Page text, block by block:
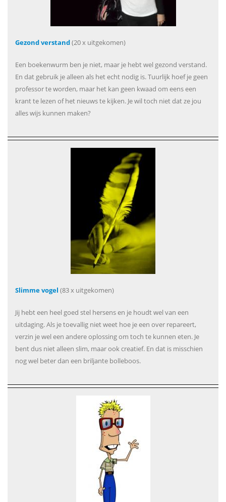
Gezond verstand(20 x uitgekomen)
Een boekenwurm ben je niet, maar je hebt wel gezond verstand.
En dat gebruik je alleen als het echt nodig is. Tuurlijk hoef je geen
professor te worden, maar het kan geen kwaad om eens een
krant te lezen of het nieuws te kijken. Je wil toch niet dat ze jou
alles wijs kunnen maken?
Slimme vogel (83 x uitgekomen)
Jij hebt een heel goed stel hersens en je houdt wel van een
uitdaging. Als je toevallig niet weet hoe je een over repareert,
verzin je wel een andere oplossing om toch te kunnen eten. Je
bent dus niet alleen slim, maar ook creatief. En dat is misschien
nog wel beter dan een briljante bolleboos.